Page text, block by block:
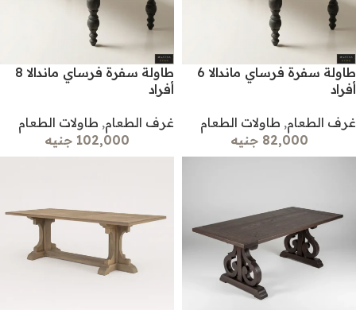
طاولة سفرة فرساي ماندالا 6
أفراد
غرف الطعام, طاولات الطعام
82,000 جنيه
طاولة سفرة فرساي ماندالا 8
أفراد
غرف الطعام, طاولات الطعام
102,000 جنيه